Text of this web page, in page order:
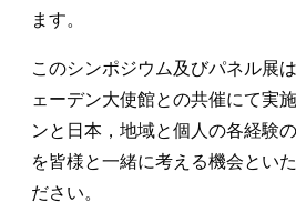
ます。
このシンポジウム及びパネル展
ェーデン大使館との共催にて実
ンと日本，地域と個人の各経験
を皆様と一緒に考える機会とい
ださい。